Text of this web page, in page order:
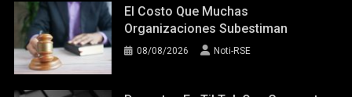
El Costo Que Muchas
Organizaciones Subestiman
08/08/2026 Noti-RSE